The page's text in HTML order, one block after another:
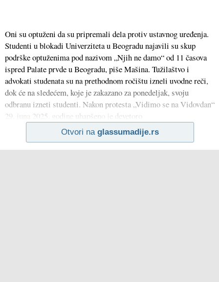
Oni su optuženi da su pripremali dela protiv ustavnog uređenja.
Studenti u blokadi Univerziteta u Beogradu najavili su skup
podrške optuženima pod nazivom „Njih ne damo“ od 11 časova
ispred Palate prvde u Beogradu, piše Mašina. Tužilaštvo i
advokati studenata su na prethodnom ročištu izneli uvodne reči,
dok će na sledećem, koje je zakazano za ponedeljak, svoju
odbranu izneti studenti. Nakon protesta „Vidimo se na Vidovdan“
29. juna 2025. godine uhapšeno je devetoro
Otvori na glassumadije.rs